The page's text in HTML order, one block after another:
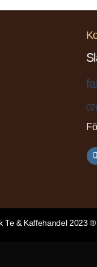
Te & Kaffehandel 2023 ®